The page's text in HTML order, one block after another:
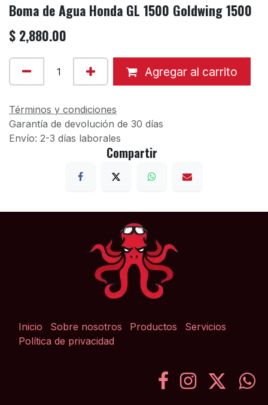
Boma de Agua Honda GL 1500 Goldwing 1500
$ 2,880.00
Agregar al carrito
Términos y condiciones
Garantía de devolución de 30 días
Envío: 2-3 días laborales
Compartir
Inicio Sobre nosotros Productos
Servicios
Política de privacidad